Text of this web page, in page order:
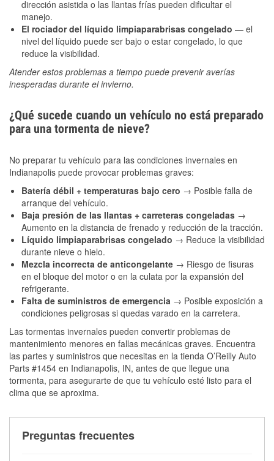
dirección asistida o las llantas frías pueden dificultar el
manejo.
El rociador del líquido limpiaparabrisas congelado — el
nivel del líquido puede ser bajo o estar congelado, lo que
reduce la visibilidad.
Atender estos problemas a tiempo puede prevenir averías
inesperadas durante el invierno.
¿Qué sucede cuando un vehículo no está preparado
para una tormenta de nieve?
No preparar tu vehículo para las condiciones invernales en
Indianapolis puede provocar problemas graves:
Batería débil + temperaturas bajo cero → Posible falla de
arranque del vehículo.
Baja presión de las llantas + carreteras congeladas →
Aumento en la distancia de frenado y reducción de la tracción.
Líquido limpiaparabrisas congelado → Reduce la visibilidad
durante nieve o hielo.
Mezcla incorrecta de anticongelante → Riesgo de fisuras
en el bloque del motor o en la culata por la expansión del
refrigerante.
Falta de suministros de emergencia → Posible exposición a
condiciones peligrosas si quedas varado en la carretera.
Las tormentas invernales pueden convertir problemas de
mantenimiento menores en fallas mecánicas graves. Encuentra
las partes y suministros que necesitas en la tienda O’Reilly Auto
Parts #1454 en Indianapolis, IN, antes de que llegue una
tormenta, para asegurarte de que tu vehículo esté listo para el
clima que se aproxima.
Preguntas frecuentes